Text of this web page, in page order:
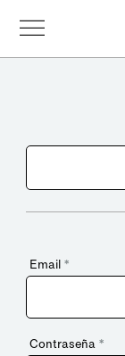
Email *
Contraseña *